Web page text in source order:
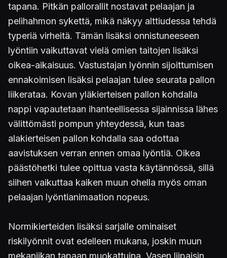
tapana. Pitkän pallorallit nostavat pelaajan ja
pelihahmon sykettä, mikä näkyy alttiudessa tehdä
typeriä virheitä. Tämän lisäksi onnistuneeseen
lyöntiin vaikuttavat vielä omien taitojen lisäksi
oikea-aikaisuus. Vastustajan lyönnin sijoittumisen
ennakoimisen lisäksi pelaajan tulee seurata pallon
liikerataa. Kovan yläkierteisen pallon kohdalla
nappi vapautetaan ihanteellisessa sijainnissa lähes
välittömästi pompun yhteydessä, kun taas
alakierteisen pallon kohdalla saa odottaa
aavistuksen verran ennen omaa lyöntiä. Oikea
päästöhetki tulee opittua vasta käytännössä, sillä
siihen vaikuttaa kaiken muun ohella myös oman
pelaajan lyöntianimaation nopeus.
Normikierteiden lisäksi sarjalle ominaiset
riskilyönnit ovat edelleen mukana, joskin muun
mekaniikan tapaan muokattuina. Vasen liipaisin